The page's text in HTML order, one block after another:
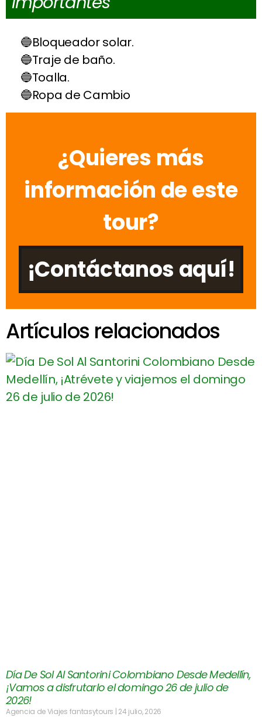
Bloqueador solar.
Traje de baño.
Toalla.
Ropa de Cambio
¿Quieres más
información de este
tour?
¡Contáctanos aquí!
Artículos relacionados
Día De Sol Al Santorini Colombiano Desde Medellín,
¡Vamos a disfrutarlo el domingo 26 de julio de
2026!
Agencia de Viajes fantasytours 24 julio, 2026